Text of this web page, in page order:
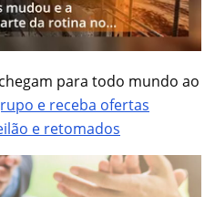
para todo mundo ao
e receba ofertas
e retomados